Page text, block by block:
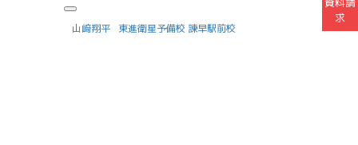
求
山﨑翔平 東進衛星予備校 諫早駅前校